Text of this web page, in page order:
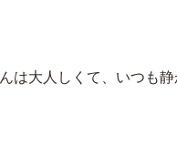
は大人しくて、いつも